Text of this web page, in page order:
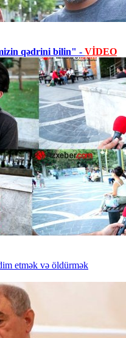
qədrini bilin" - VİDEO
etmək və öldürmək